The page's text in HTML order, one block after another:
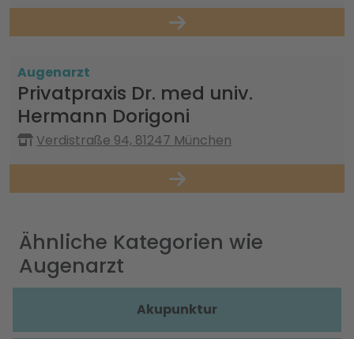
Augenarzt
Privatpraxis Dr. med univ.
Hermann Dorigoni
Verdistraße 94, 81247 München
Ähnliche Kategorien wie
Augenarzt
Akupunktur